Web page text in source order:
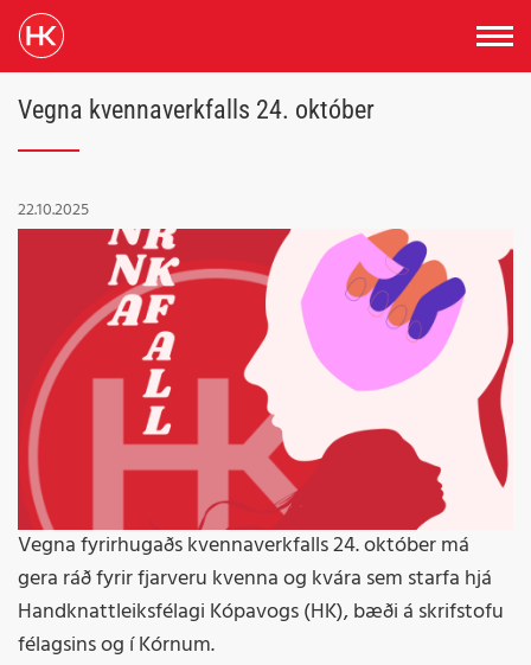
Vegna kvennaverkfalls 24. október
22.10.2025
Vegna fyrirhugaðs kvennaverkfalls 24. október má
gera ráð fyrir fjarveru kvenna og kvára sem starfa hjá
Handknattleiksfélagi Kópavogs (HK), bæði á skrifstofu
félagsins og í Kórnum.